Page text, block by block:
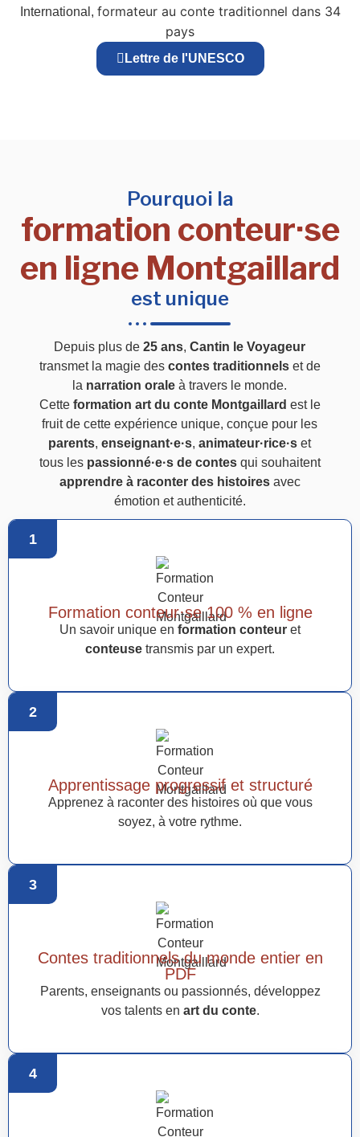
International, formateur au conte traditionnel dans 34
pays
Lettre de l'UNESCO
Pourquoi la
formation conteur·se
en ligne Montgaillard
est unique
Depuis plus de25 ans,Cantin le Voyageur
transmet la magie des contes traditionnelset de
la narration orale à travers le monde.
Cette formation art du conte Montgaillard est le
fruit de cette expérience unique, conçue pour les
parents,enseignant·e·s,animateur·rice·s et
tous les passionné·e·s de contesqui souhaitent
apprendre à raconter des histoiresavec
émotion et authenticité.
1
Formation conteur·se 100 % en ligne
Un savoir unique en formation conteur et
conteuse transmis par un expert.
2
Apprentissage progressif et structuré
Apprenez à raconter des histoires où que vous
soyez, à votre rythme.
3
Contes traditionnels du monde entier en
PDF
Parents, enseignants ou passionnés, développez
vos talents en art du conte.
4